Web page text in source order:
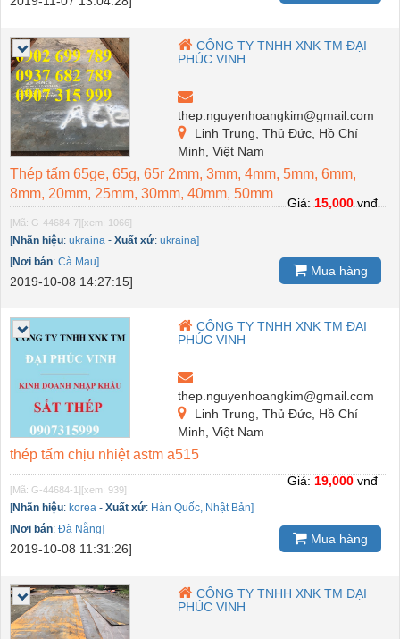
CÔNG TY TNHH XNK TM ĐẠI
PHÚC VINH
thep.nguyenhoangkim@gmail.com
Linh Trung, Thủ Đức, Hồ Chí
Minh, Việt Nam
Thép tấm 65ge, 65g, 65r 2mm, 3mm, 4mm, 5mm, 6mm,
8mm, 20mm, 25mm, 30mm, 40mm, 50mm
[Mã: G-44684-7][xem: 1066]
[Nhãn hiệu: ukraina - Xuất xứ: ukraina]
[Nơi bán: Cà Mau]
2019-10-08 14:27:15]
Giá: 15,000 vnđ
Mua hàng
CÔNG TY TNHH XNK TM ĐẠI
PHÚC VINH
thep.nguyenhoangkim@gmail.com
Linh Trung, Thủ Đức, Hồ Chí
Minh, Việt Nam
thép tấm chịu nhiệt astm a515
[Mã: G-44684-1][xem: 939]
[Nhãn hiệu: korea - Xuất xứ: Hàn Quốc, Nhật Bản]
[Nơi bán: Đà Nẵng]
2019-10-08 11:31:26]
Giá: 19,000 vnđ
Mua hàng
CÔNG TY TNHH XNK TM ĐẠI
PHÚC VINH